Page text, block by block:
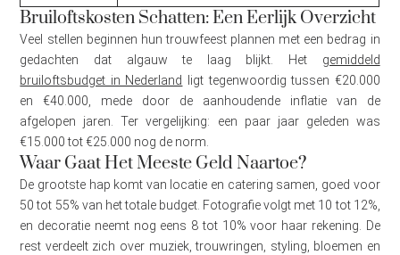
Bruiloftskosten Schatten: Een Eerlijk Overzicht
Veel stellen beginnen hun trouwfeest plannen met een bedrag in
gedachten dat algauw te laag blijkt. Het gemiddeld
bruiloftsbudget in Nederland
ligt tegenwoordig tussen €20.000
en €40.000, mede door de aanhoudende inflatie van de
afgelopen jaren. Ter vergelijking: een paar jaar geleden was
€15.000 tot €25.000 nog de norm.
Waar Gaat Het Meeste Geld Naartoe?
De grootste hap komt van locatie en catering samen, goed voor
50 tot 55% van het totale budget. Fotografie volgt met 10 tot 12%,
en decoratie neemt nog eens 8 tot 10% voor haar rekening. De
rest verdeelt zich over muziek, trouwringen, styling, bloemen en